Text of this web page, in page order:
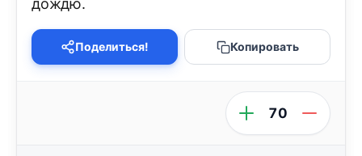
дождю.
Поделиться! Копировать
70